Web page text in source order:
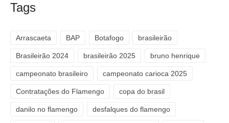
Tags
Arrascaeta BAP Botafogo brasileirão
Brasileirão 2024 brasileirão 2025 bruno henrique
campeonato brasileiro campeonato carioca 2025
Contratações do Flamengo copa do brasil
danilo no flamengo desfalques do flamengo